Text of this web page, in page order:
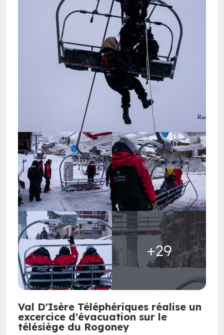
+29
Val D'Isère Téléphériques réalise un
excercice d'évacuation sur le
télésiège du Rogoney